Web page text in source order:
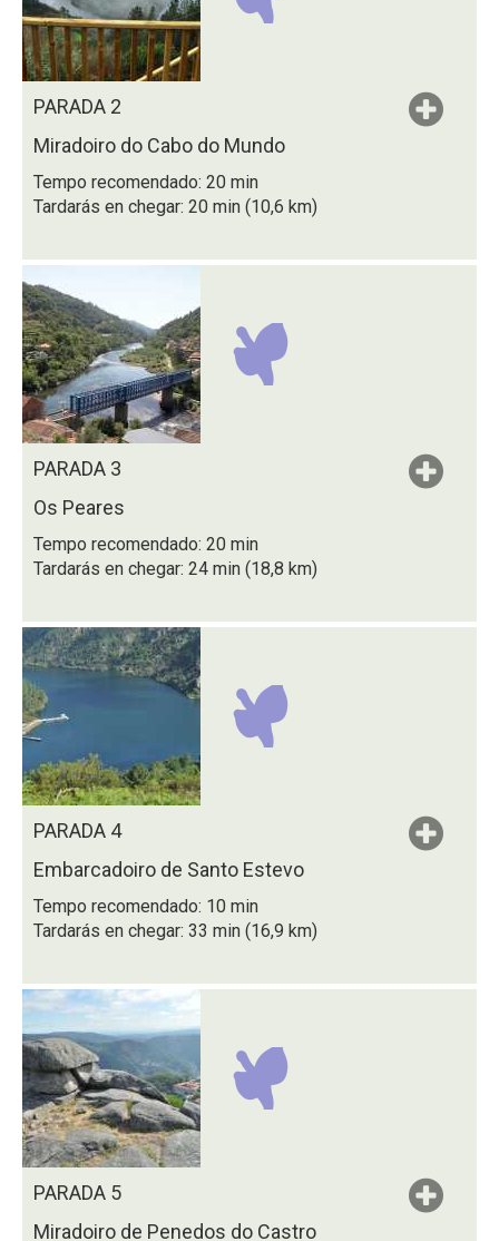
PARADA 2
Miradoiro do Cabo do Mundo
Tempo recomendado: 20 min
Tardarás en chegar: 20 min (10,6 km)
PARADA 3
Os Peares
Tempo recomendado: 20 min
Tardarás en chegar: 24 min (18,8 km)
PARADA 4
Embarcadoiro de Santo Estevo
Tempo recomendado: 10 min
Tardarás en chegar: 33 min (16,9 km)
PARADA 5
Miradoiro de Penedos do Castro